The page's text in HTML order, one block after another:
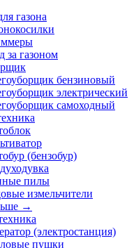
газона
за газоном
бензиновый
электрический
самоходный
(бензобур)
пилы
измельчители
→
(электростанция)
пушки